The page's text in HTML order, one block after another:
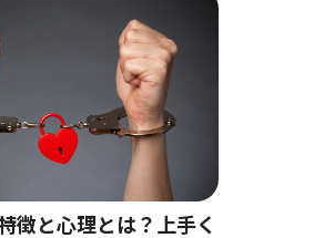
徴と心理とは？上手く